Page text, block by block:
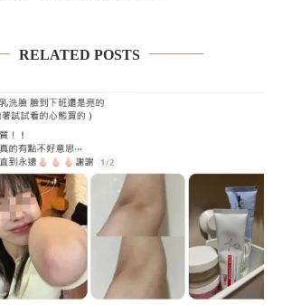
RELATED POSTS